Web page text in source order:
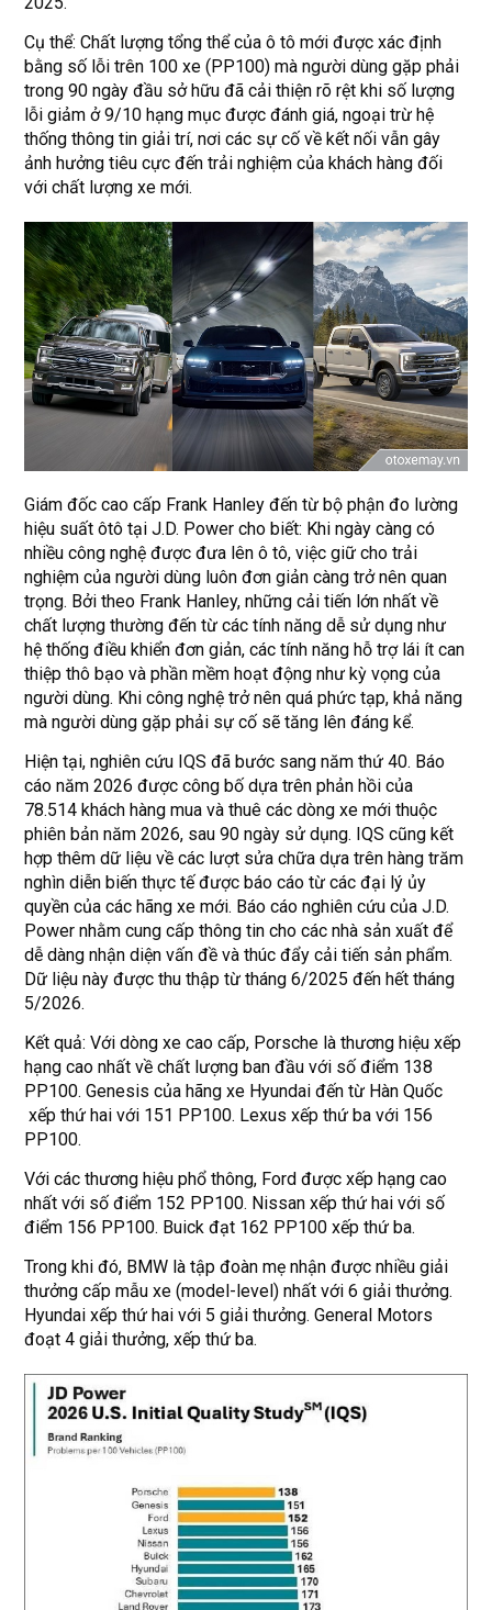
Cụ thể: Chất lượng tổng thể của ô tô mới được xác định
bằng số lỗi trên 100 xe (PP100) mà người dùng gặp phải
trong 90 ngày đầu sở hữu đã cải thiện rõ rệt khi số lượng
lỗi giảm ở 9/10 hạng mục được đánh giá, ngoại trừ hệ
thống thông tin giải trí, nơi các sự cố về kết nối vẫn gây
ảnh hưởng tiêu cực đến trải nghiệm của khách hàng đối
với chất lượng xe mới.
Giám đốc cao cấp Frank Hanley đến từ bộ phận đo lường
hiệu suất ôtô tại J.D. Power cho biết: Khi ngày càng có
nhiều công nghệ được đưa lên ô tô, việc giữ cho trải
nghiệm của người dùng luôn đơn giản càng trở nên quan
trọng. Bởi theo Frank Hanley, những cải tiến lớn nhất về
chất lượng thường đến từ các tính năng dễ sử dụng như
hệ thống điều khiển đơn giản, các tính năng hỗ trợ lái ít can
thiệp thô bạo và phần mềm hoạt động như kỳ vọng của
người dùng. Khi công nghệ trở nên quá phức tạp, khả năng
mà người dùng gặp phải sự cố sẽ tăng lên đáng kể.
Hiện tại, nghiên cứu IQS đã bước sang năm thứ 40. Báo
cáo năm 2026 được công bố dựa trên phản hồi của
78.514 khách hàng mua và thuê các dòng xe mới thuộc
phiên bản năm 2026, sau 90 ngày sử dụng. IQS cũng kết
hợp thêm dữ liệu về các lượt sửa chữa dựa trên hàng trăm
nghìn diễn biến thực tế được báo cáo từ các đại lý ủy
quyền của các hãng xe mới. Báo cáo nghiên cứu của J.D.
Power nhằm cung cấp thông tin cho các nhà sản xuất để
dễ dàng nhận diện vấn đề và thúc đẩy cải tiến sản phẩm.
Dữ liệu này được thu thập từ tháng 6/2025 đến hết tháng
5/2026.
Kết quả: Với dòng xe cao cấp, Porsche là thương hiệu xếp
hạng cao nhất về chất lượng ban đầu với số điểm 138
PP100. Genesis của hãng xe Hyundai đến từ Hàn Quốc
xếp thứ hai với 151 PP100. Lexus xếp thứ ba với 156
PP100.
Với các thương hiệu phổ thông, Ford được xếp hạng cao
nhất với số điểm 152 PP100. Nissan xếp thứ hai với số
điểm 156 PP100. Buick đạt 162 PP100 xếp thứ ba.
Trong khi đó, BMW là tập đoàn mẹ nhận được nhiều giải
thưởng cấp mẫu xe (model-level) nhất với 6 giải thưởng.
Hyundai xếp thứ hai với 5 giải thưởng. General Motors
đoạt 4 giải thưởng, xếp thứ ba.